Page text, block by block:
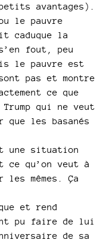
avantages).
le pauvre
caduque la
fout, peu
le pauvre est
pas et montre
ce que
qui ne veut
les basanés
une situation
qu’on veut à
mêmes. Ça
et rend
pu faire de lui
de sa